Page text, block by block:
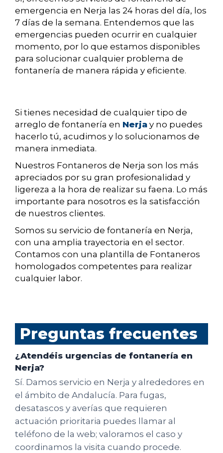
emergencia en Nerja las 24 horas del día, los
7 días de la semana. Entendemos que las
emergencias pueden ocurrir en cualquier
momento, por lo que estamos disponibles
para solucionar cualquier problema de
fontanería de manera rápida y eficiente.
Si tienes necesidad de cualquier tipo de
arreglo de fontanería en Nerja y no puedes
hacerlo tú, acudimos y lo solucionamos de
manera inmediata.
Nuestros Fontaneros de Nerja son los más
apreciados por su gran profesionalidad y
ligereza a la hora de realizar su faena. Lo más
importante para nosotros es la satisfacción
de nuestros clientes.
Somos su servicio de fontanería en Nerja,
con una amplia trayectoria en el sector.
Contamos con una plantilla de Fontaneros
homologados competentes para realizar
cualquier labor.
Preguntas frecuentes
¿Atendéis urgencias de fontanería en
Nerja?
Sí. Damos servicio en Nerja y alrededores en
el ámbito de Andalucía. Para fugas,
desatascos y averías que requieren
actuación prioritaria puedes llamar al
teléfono de la web; valoramos el caso y
coordinamos la visita cuando procede.